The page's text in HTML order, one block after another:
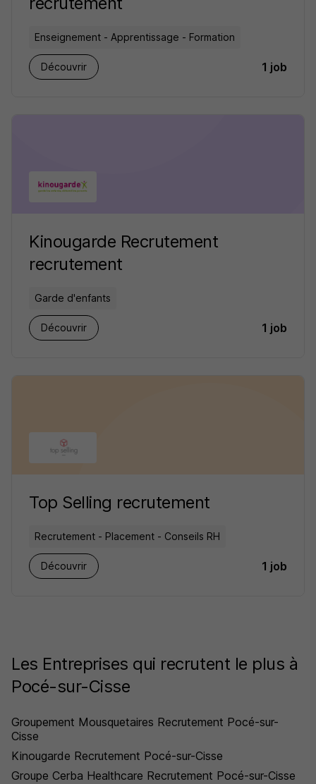
Enseignement - Apprentissage - Formation
Découvrir 1 job
Kinougarde Recrutement
recrutement
Garde d'enfants
Découvrir 1 job
Top Selling recrutement
Recrutement - Placement - Conseils RH
Découvrir 1 job
Les Entreprises qui recrutent le plus à
Pocé-sur-Cisse
Groupement Mousquetaires Recrutement Pocé-sur-
Cisse
Kinougarde Recrutement Pocé-sur-Cisse
Groupe Cerba Healthcare Recrutement Pocé-sur-Cisse